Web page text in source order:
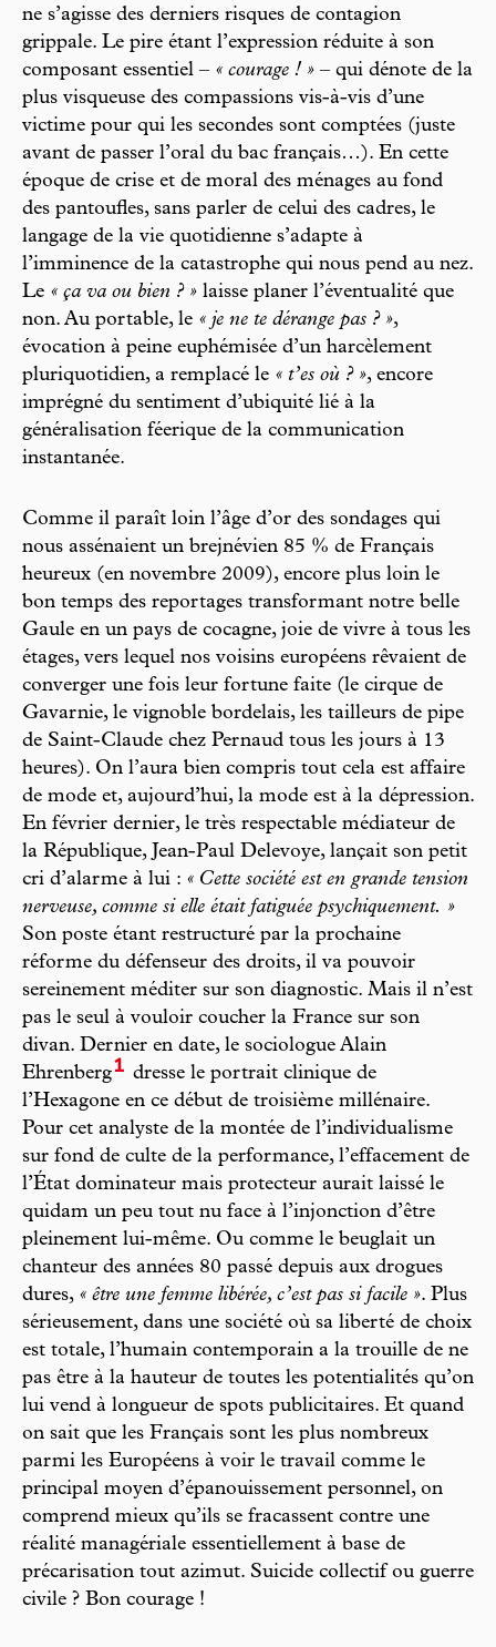
ne s’agisse des derniers risques de contagion
grippale. Le pire étant l’expression réduite à son
composant essentiel – « courage ! » – qui dénote de la
plus visqueuse des compassions vis-à-vis d’une
victime pour qui les secondes sont comptées (juste
avant de passer l’oral du bac français…). En cette
époque de crise et de moral des ménages au fond
des pantoufles, sans parler de celui des cadres, le
langage de la vie quotidienne s’adapte à
l’imminence de la catastrophe qui nous pend au nez.
Le « ça va ou bien ? » laisse planer l’éventualité que
non. Au portable, le « je ne te dérange pas ? »,
évocation à peine euphémisée d’un harcèlement
pluriquotidien, a remplacé le « t’es où ? », encore
imprégné du sentiment d’ubiquité lié à la
généralisation féerique de la communication
instantanée.
Comme il paraît loin l’âge d’or des sondages qui
nous assénaient un brejnévien 85 % de Français
heureux (en novembre 2009), encore plus loin le
bon temps des reportages transformant notre belle
Gaule en un pays de cocagne, joie de vivre à tous les
étages, vers lequel nos voisins européens rêvaient de
converger une fois leur fortune faite (le cirque de
Gavarnie, le vignoble bordelais, les tailleurs de pipe
de Saint-Claude chez Pernaud tous les jours à 13
heures). On l’aura bien compris tout cela est affaire
de mode et, aujourd’hui, la mode est à la dépression.
En février dernier, le très respectable médiateur de
la République, Jean-Paul Delevoye, lançait son petit
cri d’alarme à lui : « Cette société est en grande tension
nerveuse, comme si elle était fatiguée psychiquement. »
Son poste étant restructuré par la prochaine
réforme du défenseur des droits, il va pouvoir
sereinement méditer sur son diagnostic. Mais il n’est
pas le seul à vouloir coucher la France sur son
divan. Dernier en date, le sociologue Alain
Ehrenberg1 dresse le portrait clinique de
l’Hexagone en ce début de troisième millénaire.
Pour cet analyste de la montée de l’individualisme
sur fond de culte de la performance, l’effacement de
l’État dominateur mais protecteur aurait laissé le
quidam un peu tout nu face à l’injonction d’être
pleinement lui-même. Ou comme le beuglait un
chanteur des années 80 passé depuis aux drogues
dures, « être une femme libérée, c’est pas si facile ». Plus
sérieusement, dans une société où sa liberté de choix
est totale, l’humain contemporain a la trouille de ne
pas être à la hauteur de toutes les potentialités qu’on
lui vend à longueur de spots publicitaires. Et quand
on sait que les Français sont les plus nombreux
parmi les Européens à voir le travail comme le
principal moyen d’épanouissement personnel, on
comprend mieux qu’ils se fracassent contre une
réalité managériale essentiellement à base de
précarisation tout azimut. Suicide collectif ou guerre
civile ? Bon courage !